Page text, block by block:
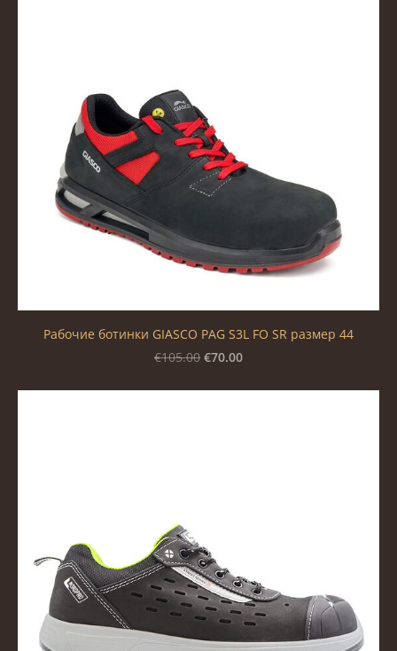
Рабочие ботинки GIASCO PAG S3L FO SR размер 44
€105.00 €70.00